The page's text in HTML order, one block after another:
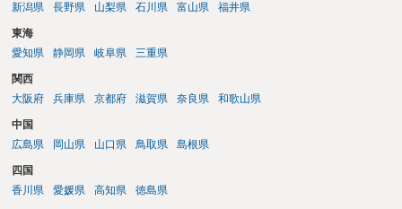
新潟県
長野県 山梨県 石川県 富山県 福井県
東海
愛知県
静岡県 岐阜県 三重県
関西
大阪府
兵庫県 京都府 滋賀県 奈良県 和歌山県
中国
広島県
岡山県 山口県 鳥取県 島根県
四国
香川県
愛媛県 高知県 徳島県